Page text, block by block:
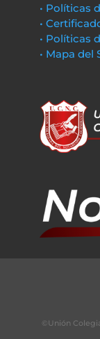
• Políticas
•
• Políticas
• Mapa del
©Unión